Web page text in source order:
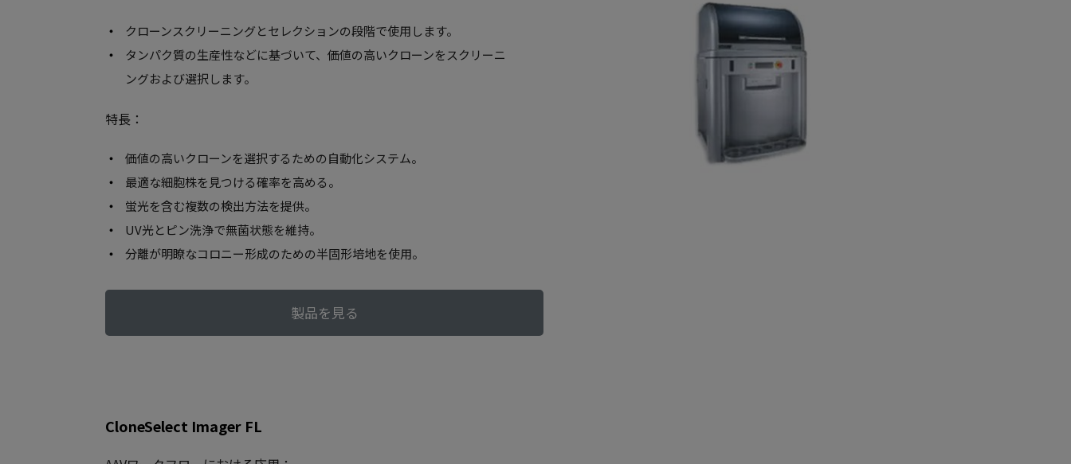
クローンスクリーニングとセレクションの段階で使用します。
タンパク質の生産性などに基づいて、価値の高いクローンをスクリーニ
ングおよび選択します。
特長：
価値の高いクローンを選択するための自動化システム。
最適な細胞株を見つける確率を高める。
蛍光を含む複数の検出方法を提供。
UV光とピン洗浄で無菌状態を維持。
分離が明瞭なコロニー形成のための半固形培地を使用。
製品を見る
CloneSelect Imager FL